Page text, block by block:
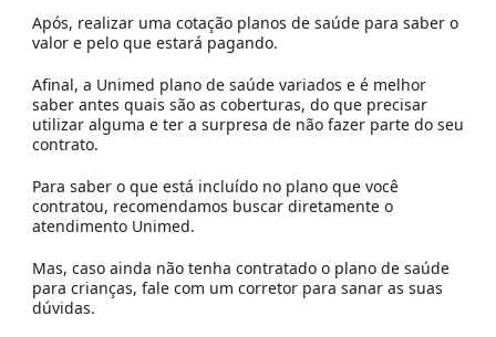
Após, realizar uma cotação planos de saúde para saber o
valor e pelo que estará pagando.
Afinal, a Unimed plano de saúde variados e é melhor
saber antes quais são as coberturas, do que precisar
utilizar alguma e ter a surpresa de não fazer parte do seu
contrato.
Para saber o que está incluído no plano que você
contratou, recomendamos buscar diretamente o
atendimento Unimed.
Mas, caso ainda não tenha contratado o plano de saúde
para crianças, fale com um corretor para sanar as suas
dúvidas.